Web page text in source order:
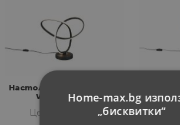
Настолна лампа Lando 7
W LED черна
Цена за бройка
Home-max.bg
„бисквитки“